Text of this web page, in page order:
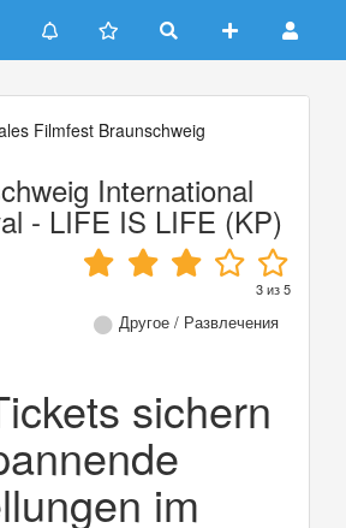
Filmfest Braunschweig
International
- LIFE IS LIFE (KP)
3из5
Другое / Развлечения
sichern
im